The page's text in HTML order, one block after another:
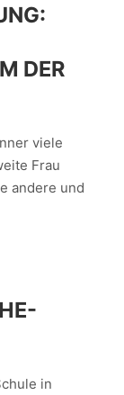
DER
viele
Frau
andere und
in